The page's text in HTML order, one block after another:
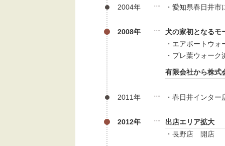
2004年 ・愛知県春日井
2008年
犬の家初となるモ
・エアポートウォ
・プレ葉ウォーク
有限会社から株式
2011年 ・春日井インタ
2012年
出店エリア拡大
・長野店 開店